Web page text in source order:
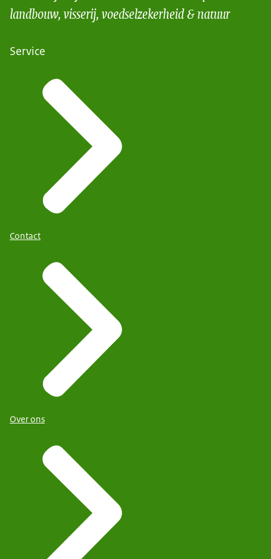
landbouw, visserij, voedselzekerheid & natuur
Service
Contact
Over ons